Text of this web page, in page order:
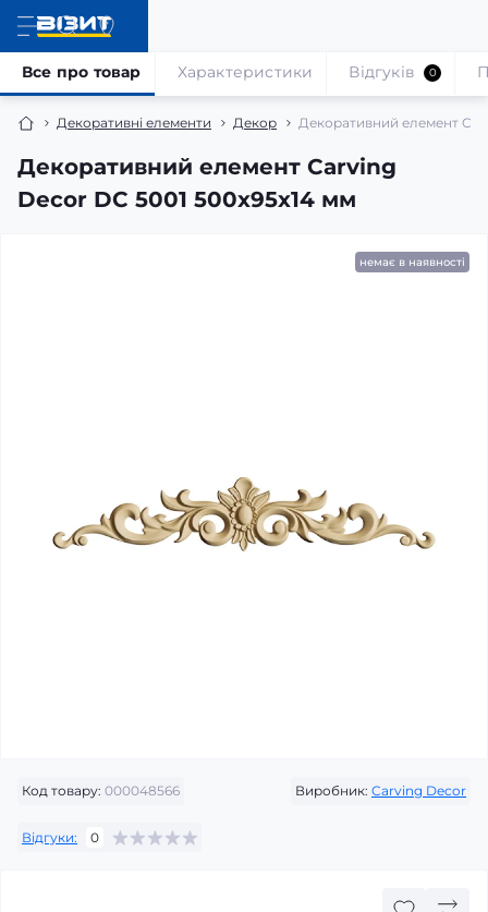
Декоративні елементи Декор Декоративний елемент
Декоративний елемент Carving
Decor DC 5001 500x95x14 мм
Все про товар Характеристики Відгуків 0
немає в наявності
Код товару: 000048566 Виробник: Carving Decor
Відгуки: 0